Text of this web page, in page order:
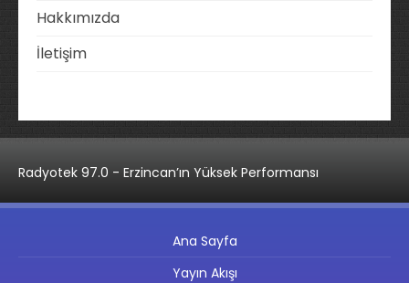
Hakkımızda
İletişim
Radyotek 97.0 - Erzincan’ın Yüksek Performansı
Ana Sayfa
Yayın Akışı